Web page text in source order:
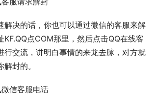
决的话，你也可以通过微信的客服来解
KF.QQ点COM那里，然后点击QQ在线客
行交流，讲明白事情的来龙去脉，对方就
封的。
信客服电话